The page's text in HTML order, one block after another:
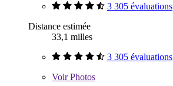
3 305 évaluations
Distance estimée
33,1 milles
3 305 évaluations
VoirPhotos